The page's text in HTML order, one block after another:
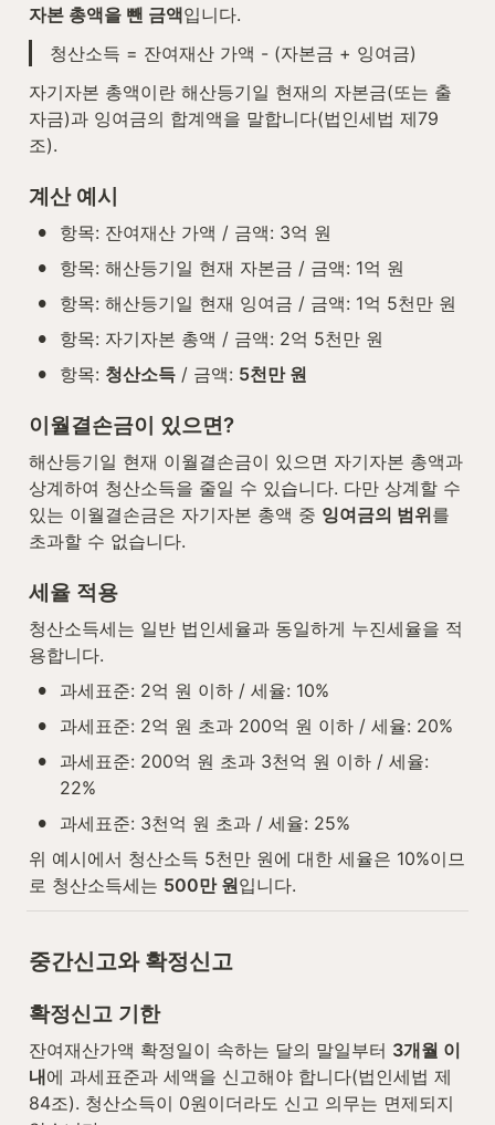
자본 총액을 뺀 금액입니다.
청산소득 = 잔여재산 가액 - (자본금 + 잉여금)
자기자본 총액이란 해산등기일 현재의 자본금(또는 출
자금)과 잉여금의 합계액을 말합니다(법인세법 제79
조).
계산 예시
• 항목: 잔여재산 가액 / 금액: 3억 원
• 항목: 해산등기일 현재 자본금 / 금액: 1억 원
• 항목: 해산등기일 현재 잉여금 / 금액: 1억 5천만 원
• 항목: 자기자본 총액 / 금액: 2억 5천만 원
• 항목: 청산소득 / 금액: 5천만 원
이월결손금이 있으면?
해산등기일 현재 이월결손금이 있으면 자기자본 총액과
상계하여 청산소득을 줄일 수 있습니다. 다만 상계할 수
있는 이월결손금은 자기자본 총액 중 잉여금의 범위를
초과할 수 없습니다.
세율 적용
청산소득세는 일반 법인세율과 동일하게 누진세율을 적
용합니다.
• 과세표준: 2억 원 이하 / 세율: 10%
• 과세표준: 2억 원 초과 200억 원 이하 / 세율: 20%
•
과세표준: 200억 원 초과 3천억 원 이하 / 세율:
22%
•
과세표준: 3천억 원 초과 / 세율: 25%
위 예시에서 청산소득 5천만 원에 대한 세율은 10%이므
로 청산소득세는 500만 원입니다.
중간신고와 확정신고
확정신고 기한
잔여재산가액 확정일이 속하는 달의 말일부터 3개월 이
내에 과세표준과 세액을 신고해야 합니다(법인세법 제
84조). 청산소득이 0원이더라도 신고 의무는 면제되지